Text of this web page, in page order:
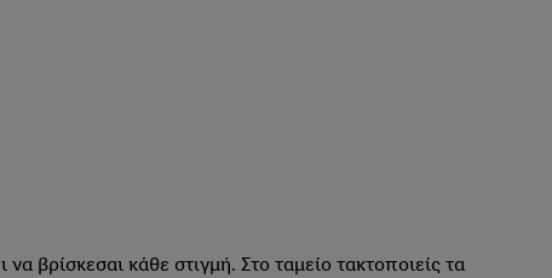
βρίσκεσαι κάθε στιγμή. Στο ταμείο τακτοποιείς τα